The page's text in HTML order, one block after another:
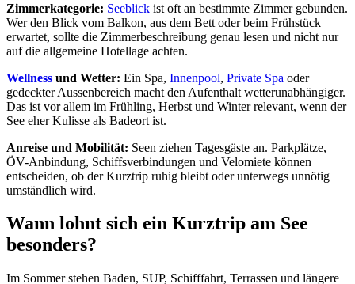
Zimmerkategorie: Seeblick ist oft an bestimmte Zimmer gebunden.
Wer den Blick vom Balkon, aus dem Bett oder beim Frühstück
erwartet, sollte die Zimmerbeschreibung genau lesen und nicht nur
auf die allgemeine Hotellage achten.
Wellness und Wetter: Ein Spa, Innenpool, Private Spa oder
gedeckter Aussenbereich macht den Aufenthalt wetterunabhängiger.
Das ist vor allem im Frühling, Herbst und Winter relevant, wenn der
See eher Kulisse als Badeort ist.
Anreise und Mobilität: Seen ziehen Tagesgäste an. Parkplätze,
ÖV-Anbindung, Schiffsverbindungen und Velomiete können
entscheiden, ob der Kurztrip ruhig bleibt oder unterwegs unnötig
umständlich wird.
Wann lohnt sich ein Kurztrip am See
besonders?
Im Sommer stehen Baden, SUP, Schifffahrt, Terrassen und längere